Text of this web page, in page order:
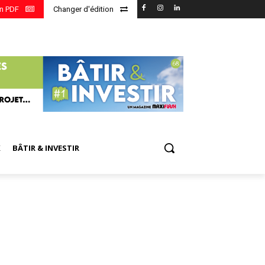
Changer d'édition
PDF
BÂTIR & INVESTIR